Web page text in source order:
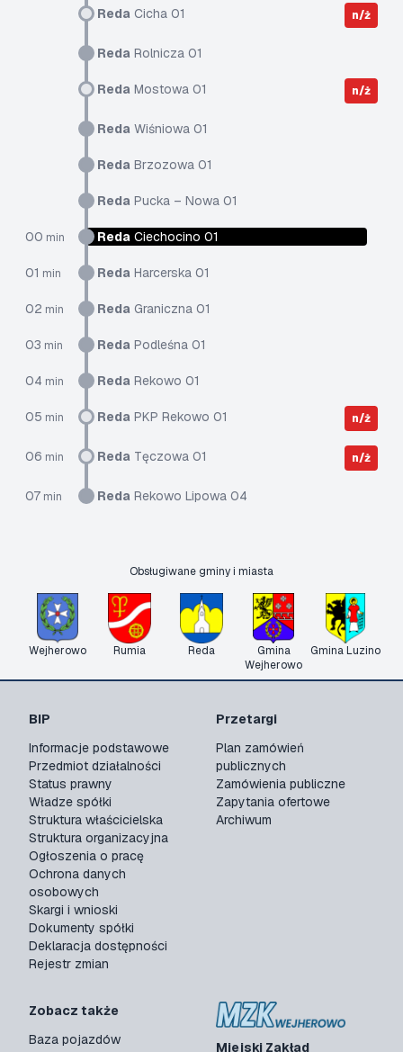
Reda Cicha 01 n/ż
Reda Rolnicza 01
Reda Mostowa 01 n/ż
Reda Wiśniowa 01
Reda Brzozowa 01
Reda Pucka – Nowa 01
00 min Reda Ciechocino 01
01 min Reda Harcerska 01
02 min Reda Graniczna 01
03 min Reda Podleśna 01
04 min Reda Rekowo 01
05 min Reda PKP Rekowo 01 n/ż
06 min Reda Tęczowa 01 n/ż
07 min Reda Rekowo Lipowa 04
Obsługiwane gminy i miasta
Wejherowo Rumia Reda
Gmina
Wejherowo
Gmina Luzino
Miejski Zakład
BIP
Informacje podstawowe
Przedmiot działalności
Status prawny
Władze spółki
Struktura właścicielska
Struktura organizacyjna
Ogłoszenia o pracę
Ochrona danych
osobowych
Skargi i wnioski
Dokumenty spółki
Deklaracja dostępności
Rejestr zmian
Przetargi
Plan zamówień
publicznych
Zamówienia publiczne
Zapytania ofertowe
Archiwum
Zobacz także
Baza pojazdów